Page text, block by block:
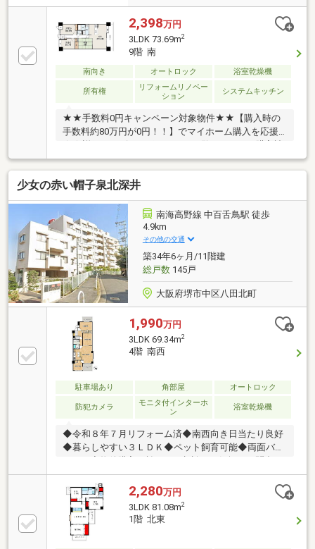
2,398万円
3LDK 73.69m2
9階 南
南向き オートロック 浴室乾燥機
所有権
リフォームリノベー
ション
システムキッチン
★★手数料0円キャンペーン対象物件★★【購入時の
手数料約80万円が0円！！】でマイホーム購入を応援
★★詳細はアピールポイントをご覧ください！購入諸
費用が安い不動産屋です♪♪
少女の赤い帽子泉北深井
南海高野線 中百舌鳥駅 徒歩
4.9km
その他の交通
築34年6ヶ月/11階建
総戸数145戸
大阪府堺市中区八田北町
1,990万円
3LDK 69.34m2
4階 南西
駐車場あり 角部屋 オートロック
防犯カメラ
モニタ付インターホ
ン
浴室乾燥機
◆令和８年７月リフォーム済◆南西向き日当たり良好
◆暮らしやすい３ＬＤＫ◆ペット飼育可能◆両面バル
コニー◆物件購入に於けるご相談はお気軽にお問合せ
ください♪
2,280万円
3LDK 81.08m2
1階 北東